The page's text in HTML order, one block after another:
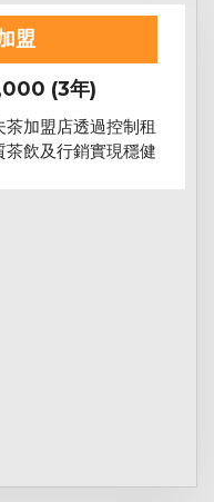
盟
(3年)
加盟店透過控制租
飲及行銷實現穩健